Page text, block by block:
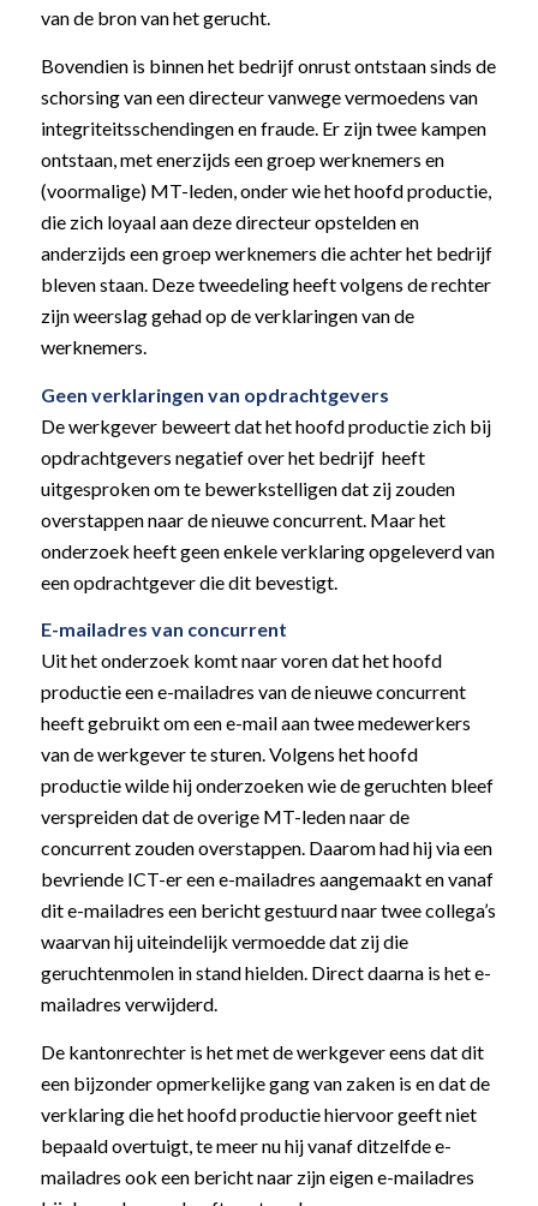
van de bron van het gerucht.
Bovendien is binnen het bedrijf onrust ontstaan sinds de
schorsing van een directeur vanwege vermoedens van
integriteitsschendingen en fraude. Er zijn twee kampen
ontstaan, met enerzijds een groep werknemers en
(voormalige) MT-leden, onder wie het hoofd productie,
die zich loyaal aan deze directeur opstelden en
anderzijds een groep werknemers die achter het bedrijf
bleven staan. Deze tweedeling heeft volgens de rechter
zijn weerslag gehad op de verklaringen van de
werknemers.
Geen verklaringen van opdrachtgevers
De werkgever beweert dat het hoofd productie zich bij
opdrachtgevers negatief over het bedrijf heeft
uitgesproken om te bewerkstelligen dat zij zouden
overstappen naar de nieuwe concurrent. Maar het
onderzoek heeft geen enkele verklaring opgeleverd van
een opdrachtgever die dit bevestigt.
E-mailadres van concurrent
Uit het onderzoek komt naar voren dat het hoofd
productie een e-mailadres van de nieuwe concurrent
heeft gebruikt om een e-mail aan twee medewerkers
van de werkgever te sturen. Volgens het hoofd
productie wilde hij onderzoeken wie de geruchten bleef
verspreiden dat de overige MT-leden naar de
concurrent zouden overstappen. Daarom had hij via een
bevriende ICT-er een e-mailadres aangemaakt en vanaf
dit e-mailadres een bericht gestuurd naar twee collega’s
waarvan hij uiteindelijk vermoedde dat zij die
geruchtenmolen in stand hielden. Direct daarna is het e-
mailadres verwijderd.
De kantonrechter is het met de werkgever eens dat dit
een bijzonder opmerkelijke gang van zaken is en dat de
verklaring die het hoofd productie hiervoor geeft niet
bepaald overtuigt, te meer nu hij vanaf ditzelfde e-
mailadres ook een bericht naar zijn eigen e-mailadres